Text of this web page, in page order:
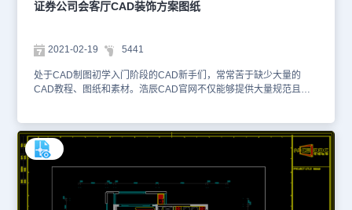
证券公司会客厅CAD装饰方案图纸
2021-02-19 5441
处于CAD制图初学入门阶段的CAD新手们，常常苦于缺少大量的
CAD教程、图纸和素材。浩辰CAD官网不仅能够提供大量规范且专
使用正版CAD制图软件绘制的某证券公司会客厅CAD装饰方案图
纸。以下为大家截取了一些图纸的预览图。该证券公司会客厅CAD装
饰方案图纸主要绘制了某证券公司会客厅的室内设计方案，设计师使
用大量的CAD图块来可视化展示整个设计方案的室内规划与装潢创
新，帮助用户更好地了解整个方案。该证券公司会客厅CAD装饰方案
图纸的格式为DWG格式，大家可以使用浩辰CAD看图王网页版或者